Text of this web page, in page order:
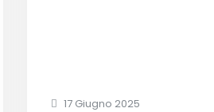
17 Giugno 2025